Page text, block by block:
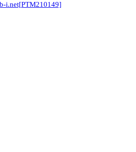
i.net[PTM210149]